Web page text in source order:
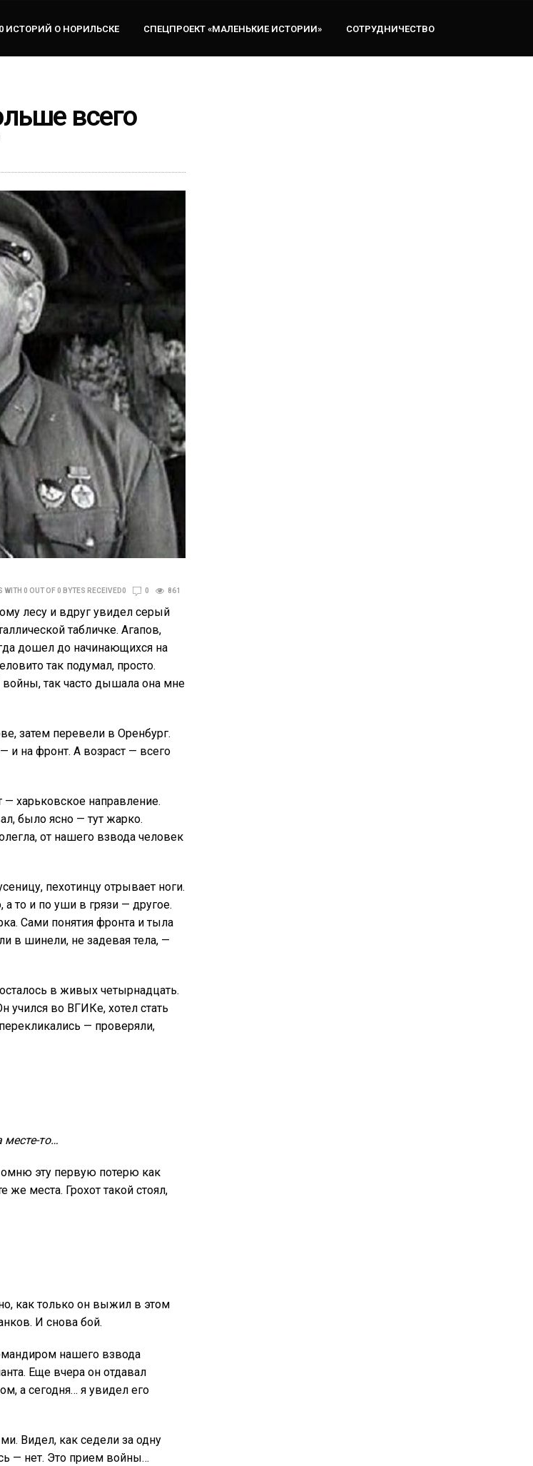
ИСТОРИЙ О НОРИЛЬСКЕ СПЕЦПРОЕКТ «МАЛЕНЬКИЕ ИСТОРИИ» СОТРУДНИЧЕСТВО
всего
0 OUT OF 0 BYTES RECEIVED0 0 861
лесу и вдруг увидел серый
табличке. Агапов,
дошел до начинающихся на
так подумал, просто.
войны, так часто дышала она мне
затем перевели в Оренбург.
и на фронт. А возраст — всего
харьковское направление.
было ясно — тут жарко.
от нашего взвода человек
пехотинцу отрывает ноги.
то и по уши в грязи — другое.
Сами понятия фронта и тыла
в шинели, не задевая тела, —
в живых четырнадцать.
учился во ВГИКе, хотел стать
— проверяли,
месте-то…
эту первую потерю как
места. Грохот такой стоял,
как только он выжил в этом
И снова бой.
нашего взвода
Еще вчера он отдавал
а сегодня… я увидел его
Видел, как седели за одну
— нет. Это прием войны…